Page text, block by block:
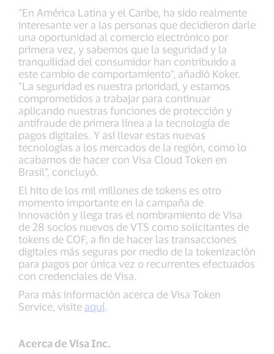
“En América Latina y el Caribe, ha sido realmente
interesante ver a las personas que decidieron darle
una oportunidad al comercio electrónico por
primera vez, y sabemos que la seguridad y la
tranquilidad del consumidor han contribuido a
este cambio de comportamiento“, añadió Koker.
”La seguridad es nuestra prioridad, y estamos
comprometidos a trabajar para continuar
aplicando nuestras funciones de protección y
antifraude de primera línea a la tecnología de
pagos digitales. Y así llevar estas nuevas
tecnologías a los mercados de la región, como lo
acabamos de hacer con Visa Cloud Token en
Brasil”, concluyó.
El hito de los mil millones de tokens es otro
momento importante en la campaña de
innovación y llega tras el nombramiento de Visa
de 28 socios nuevos de VTS como solicitantes de
tokens de COF, a fin de hacer las transacciones
digitales más seguras por medio de la tokenización
para pagos por única vez o recurrentes efectuados
con credenciales de Visa.
Para más información acerca de Visa Token
Service, visite aquí
Acerca de Visa Inc.